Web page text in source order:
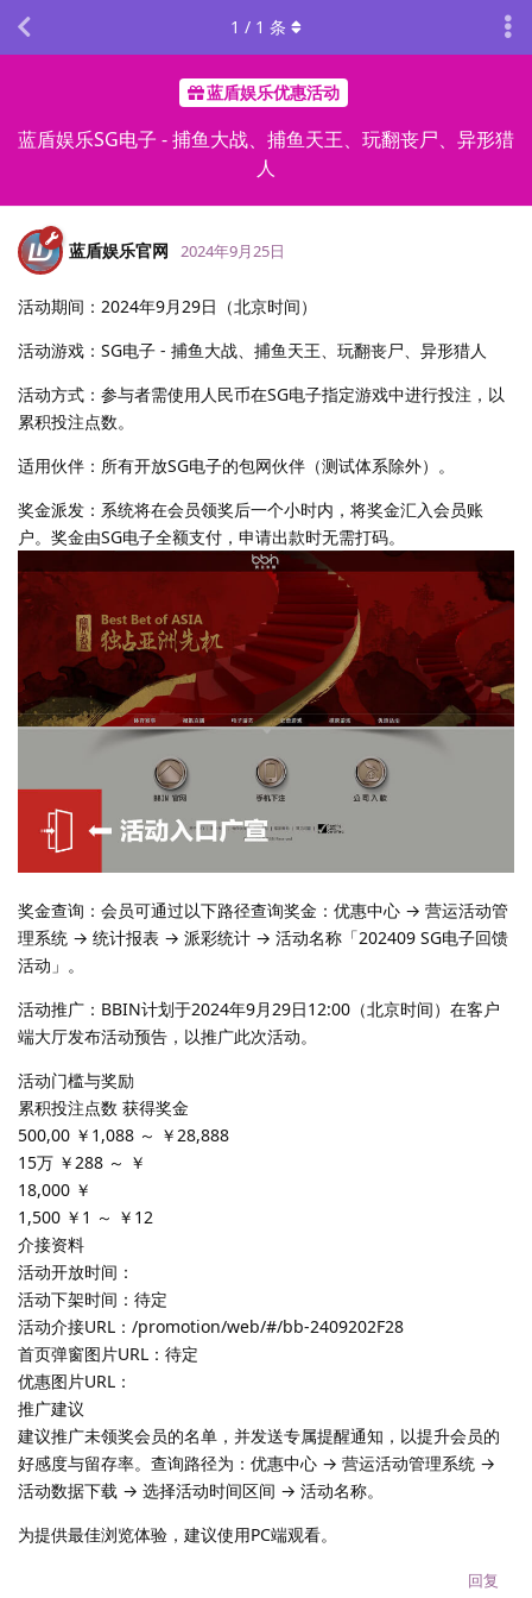
蓝盾娱乐优惠活动
蓝盾娱乐SG电子 - 捕鱼大战、捕鱼天王、玩翻丧尸、异形猎
人
1 / 1 条
蓝盾娱乐官网 2024年9月25日
活动期间：2024年9月29日（北京时间）
活动游戏：SG电子 - 捕鱼大战、捕鱼天王、玩翻丧尸、异形猎人
活动方式：参与者需使用人民币在SG电子指定游戏中进行投注，以
累积投注点数。
适用伙伴：所有开放SG电子的包网伙伴（测试体系除外）。
奖金派发：系统将在会员领奖后一个小时内，将奖金汇入会员账
户。奖金由SG电子全额支付，申请出款时无需打码。
奖金查询：会员可通过以下路径查询奖金：优惠中心 → 营运活动管
理系统 → 统计报表 → 派彩统计 → 活动名称「202409 SG电子回馈
活动」。
活动推广：BBIN计划于2024年9月29日12:00（北京时间）在客户
端大厅发布活动预告，以推广此次活动。
活动门槛与奖励
累积投注点数 获得奖金
500,00 ￥1,088 ～ ￥28,888
15万 ￥288 ～ ￥
18,000 ￥
1,500 ￥1 ～ ￥12
介接资料
活动开放时间：
活动下架时间：待定
活动介接URL：/promotion/web/#/bb-2409202F28
首页弹窗图片URL：待定
优惠图片URL：
推广建议
建议推广未领奖会员的名单，并发送专属提醒通知，以提升会员的
好感度与留存率。查询路径为：优惠中心 → 营运活动管理系统 →
活动数据下载 → 选择活动时间区间 → 活动名称。
为提供最佳浏览体验，建议使用PC端观看。
回复